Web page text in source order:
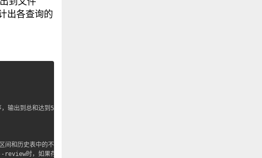
出各查询的
出到总和达到50%位置截止。
史表中的不同，则会记录到数据表中，可以通过查询同一CHECKSUM来比较某类型查询的
时，如果存在相同的语句分析，就不会记录到数据表中